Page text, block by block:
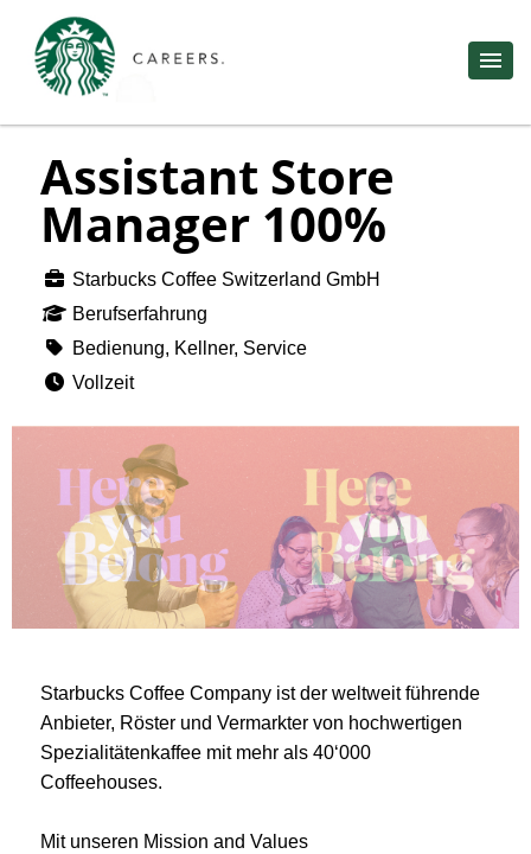
Assistant Store
Manager 100%
Starbucks Coffee Switzerland GmbH
Berufserfahrung
Bedienung, Kellner, Service
Vollzeit
Starbucks Coffee Company ist der weltweit führende
Anbieter, Röster und Vermarkter von hochwertigen
Spezialitätenkaffee mit mehr als 40‘000
Coffeehouses.
Mit unseren Mission and Values